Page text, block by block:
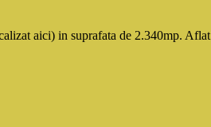
aici) in suprafata de 2.340mp. Aflat